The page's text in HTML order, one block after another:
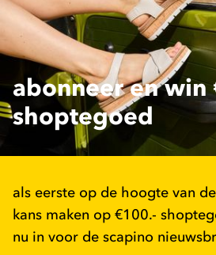
abonneer en win
shoptegoed
als eerste op de hoogte van
kans maken op €100.-
nu in voor de scapino